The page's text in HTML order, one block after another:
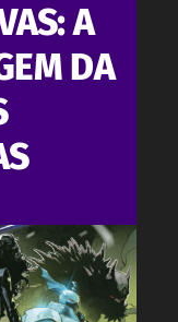
A
DA